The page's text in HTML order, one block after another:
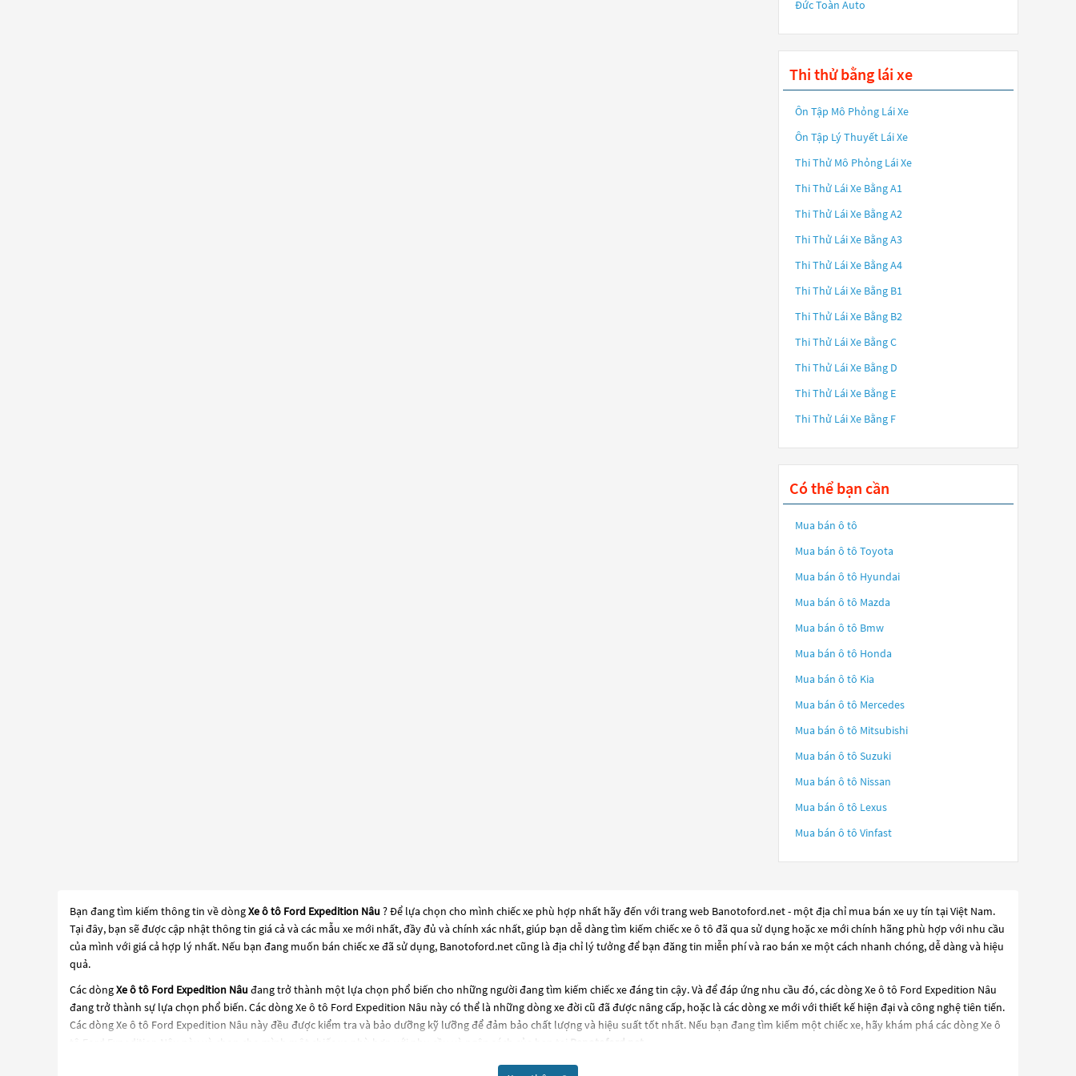
Đức Toàn Auto
Thi thử bằng lái xe
Ôn Tập Mô Phỏng Lái Xe
Ôn Tập Lý Thuyết Lái Xe
Thi Thử Mô Phỏng Lái Xe
Thi Thử Lái Xe Bằng A1
Thi Thử Lái Xe Bằng A2
Thi Thử Lái Xe Bằng A3
Thi Thử Lái Xe Bằng A4
Thi Thử Lái Xe Bằng B1
Thi Thử Lái Xe Bằng B2
Thi Thử Lái Xe Bằng C
Thi Thử Lái Xe Bằng D
Thi Thử Lái Xe Bằng E
Thi Thử Lái Xe Bằng F
Có thể bạn cần
Mua bán ô tô
Mua bán ô tô Toyota
Mua bán ô tô Hyundai
Mua bán ô tô Mazda
Mua bán ô tô Bmw
Mua bán ô tô Honda
Mua bán ô tô Kia
Mua bán ô tô Mercedes
Mua bán ô tô Mitsubishi
Mua bán ô tô Suzuki
Mua bán ô tô Nissan
Mua bán ô tô Lexus
Mua bán ô tô Vinfast
Bạn đang tìm kiếm thông tin về dòngXe ô tô Ford Expedition Nâu ? Để lựa chọn cho mình chiếc xe phù hợp nhất hãy đến với trang web Banotoford.net - một địa chỉ mua bán xe uy tín tại Việt Nam.
Tại đây, bạn sẽ được cập nhật thông tin giá cả và các mẫu xe mới nhất, đầy đủ và chính xác nhất, giúp bạn dễ dàng tìm kiếm chiếc xe ô tô đã qua sử dụng hoặc xe mới chính hãng phù hợp với nhu cầu
của mình với giá cả hợp lý nhất. Nếu bạn đang muốn bán chiếc xe đã sử dụng, Banotoford.net cũng là địa chỉ lý tưởng để bạn đăng tin miễn phí và rao bán xe một cách nhanh chóng, dễ dàng và hiệu
quả.
Các dòngXe ô tô Ford Expedition Nâu đang trở thành một lựa chọn phổ biến cho những người đang tìm kiếm chiếc xe đáng tin cậy. Và để đáp ứng nhu cầu đó, các dòngXe ô tô Ford Expedition Nâu
đang trở thành sự lựa chọn phổ biến. Các dòngXe ô tô Ford Expedition Nâu này có thể là những dòng xe đời cũ đã được nâng cấp, hoặc là các dòng xe mới với thiết kế hiện đại và công nghệ tiên tiến.
Các dòngXe ô tô Ford Expedition Nâu này đều được kiểm tra và bảo dưỡng kỹ lưỡng để đảm bảo chất lượng và hiệu suất tốt nhất. Nếu bạn đang tìm kiếm một chiếc xe, hãy khám phá các dòngXe ô
tô Ford Expedition Nâu
này và chọn cho mình một chiếc xe phù hợp với nhu cầu và ngân sách của bạn tại Banotoford.net